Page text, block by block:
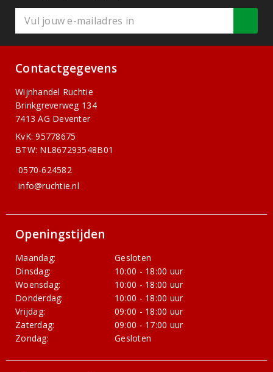
Contactgegevens
Wijnhandel Ruchtie
Brinkgreverweg 134
7413 AG Deventer
KvK: 95778675
BTW: NL867293548B01
0570-624582
info@ruchtie.nl
Openingstijden
Maandag:
Gesloten
Dinsdag:
10:00 - 18:00 uur
Woensdag:
10:00 - 18:00 uur
Donderdag:
10:00 - 18:00 uur
Vrijdag:
09:00 - 18:00 uur
Zaterdag:
09:00 - 17:00 uur
Zondag:
Gesloten